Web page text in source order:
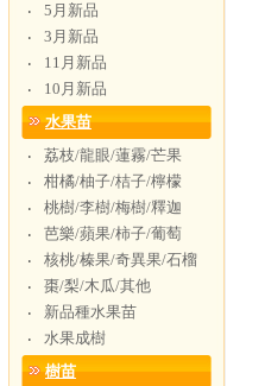
‧
5月新品
‧
3月新品
‧
11月新品
‧
10月新品
水果苗
‧
荔枝/龍眼/蓮霧/芒果
‧
柑橘/柚子/桔子/檸檬
‧
桃樹/李樹/梅樹/釋迦
‧
芭樂/蘋果/柿子/葡萄
‧
核桃/榛果/奇異果/石榴
‧
棗/梨/木瓜/其他
‧
新品種水果苗
‧
水果成樹
樹苗